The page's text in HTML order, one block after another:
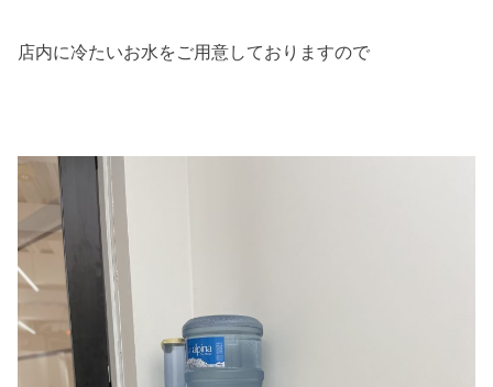
店内に冷たいお水をご用意しておりますので